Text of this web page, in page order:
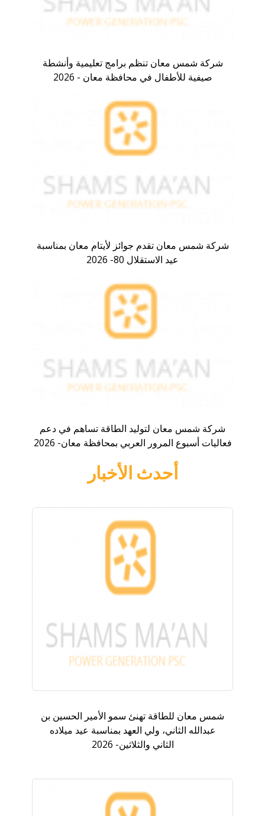
شركة شمس معان تنظم برامج تعليمية وأنشطة
صيفية للأطفال في محافظة معان - 2026
شركة شمس معان تقدم جوائز لأيتام معان بمناسبة
عيد الاستقلال 80- 2026
شركة شمس معان لتوليد الطاقة تساهم في دعم
فعاليات أسبوع المرور العربي بمحافظة معان- 2026
أحدث الأخبار
شمس معان للطاقة تهنئ سمو الأمير الحسين بن
عبدالله الثاني، ولي العهد بمناسبة عيد ميلاده
الثاني والثلاثين- 2026